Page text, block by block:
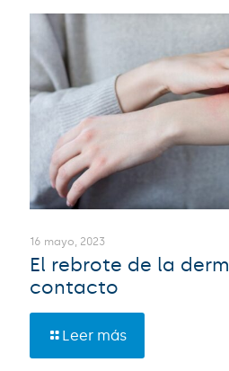
16 mayo, 2023
El rebrote de la
contacto
Leer más